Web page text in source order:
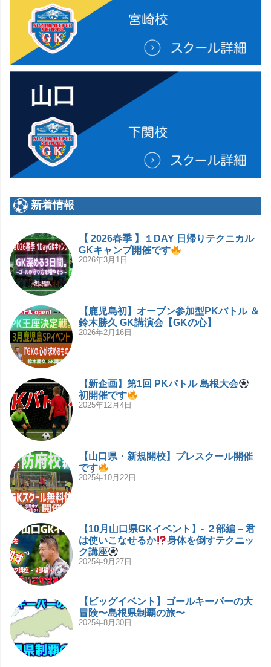
新着情報
【 2026春季 】１DAY 日帰りテクニカル
GKキャンプ開催です
2026年3月1日
【鹿児島初】オープン参加型PKバトル ＆
鈴木勝久 GK講演会【GKの心】
2026年2月16日
【新企画】第1回 PKバトル 島根大会
初開催です
2025年12月4日
【山口県・新規開校】プレスクール開催
です
2025年10月22日
【10月山口県GKイベント】- ２部編 – 君
は使いこなせるか
身体を倒すテクニッ
ク講座
2025年9月27日
【ビッグイベント】ゴールキーパーの大
冒険〜島根県制覇の旅〜
2025年8月30日